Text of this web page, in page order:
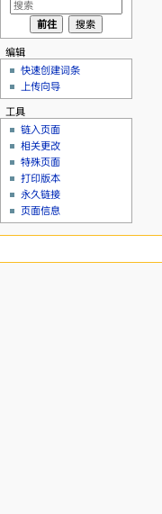
编辑
快速创建词条
上传向导
工具
链入页面
相关更改
特殊页面
打印版本
永久链接
页面信息